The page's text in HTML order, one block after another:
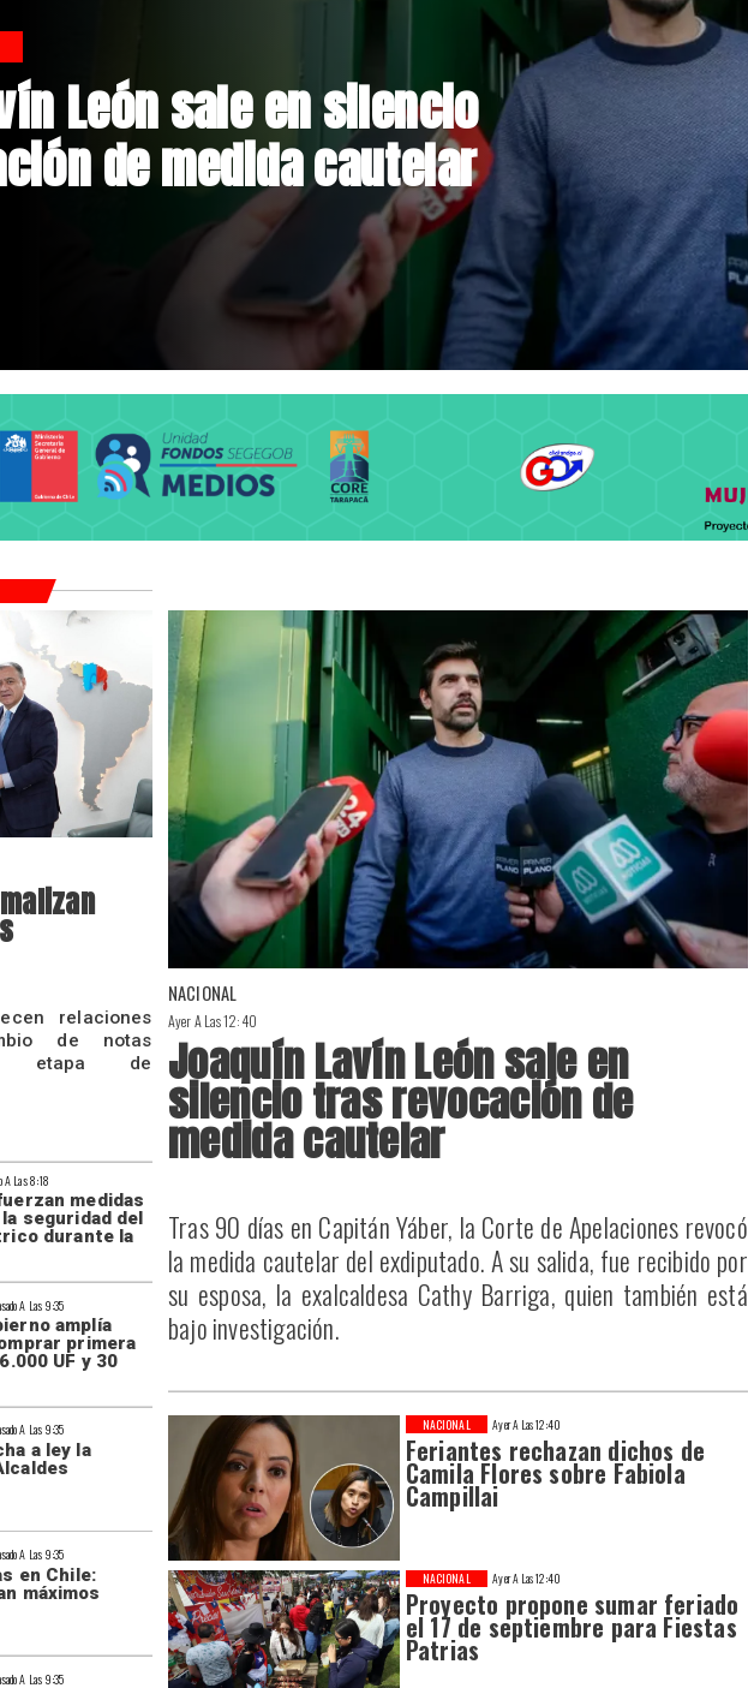
formalizan reinicio
consulares
A Las 8:18
medidas
seguridad del
durante la
A Las 9:35
amplía
primera
UF y 30
A Las 9:35
a ley la
A Las 9:35
en Chile:
máximos
A Las 9:35
Ayer A Las 12:40
Feriantes rechazan dichos de
Camila Flores sobre Fabiola
Campillai
NACIONAL
Ayer A Las 12:40
Proyecto propone sumar feriado
el 17 de septiembre para Fiestas
Patrias
NACIONAL
relaciones
de notas
etapa de
NACIONAL
Ayer A Las 12:40
Joaquín Lavín León sale en
silencio tras revocación de
medida cautelar
Tras 90 días en Capitán Yáber, la Corte de Apelaciones revocó
la medida cautelar del exdiputado. A su salida, fue recibido por
su esposa, la exalcaldesa Cathy Barriga, quien también está
bajo investigación.